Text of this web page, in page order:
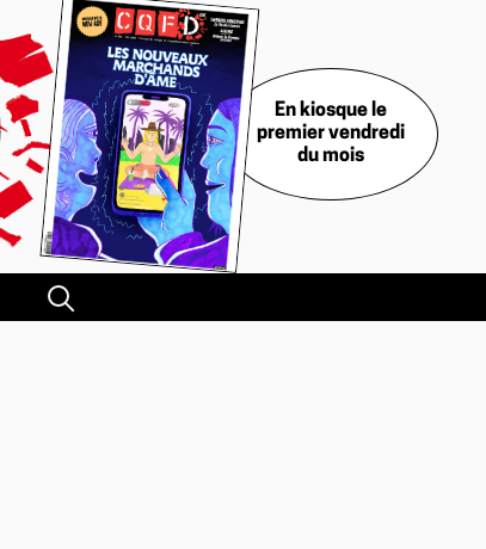
En kiosque le
premier vendredi
du mois